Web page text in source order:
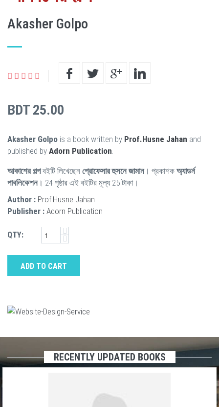
Akasher Golpo
BDT 25.00
Akasher Golpo is a book written by Prof.Husne Jahan and
published by Adorn Publication
আকাশের গল্পবইটি লিখেছেন প্রোফেসার হুসনে জামান। প্রকাশক অ্যাডর্ন
পাবলিকেশন। 24 পৃষ্ঠার এই বইটির মূল্য 25 টাকা।
Author : Prof.Husne Jahan
Publisher : Adorn Publication
QTY:
ADD TO CART
RECENTLY UPDATED BOOKS